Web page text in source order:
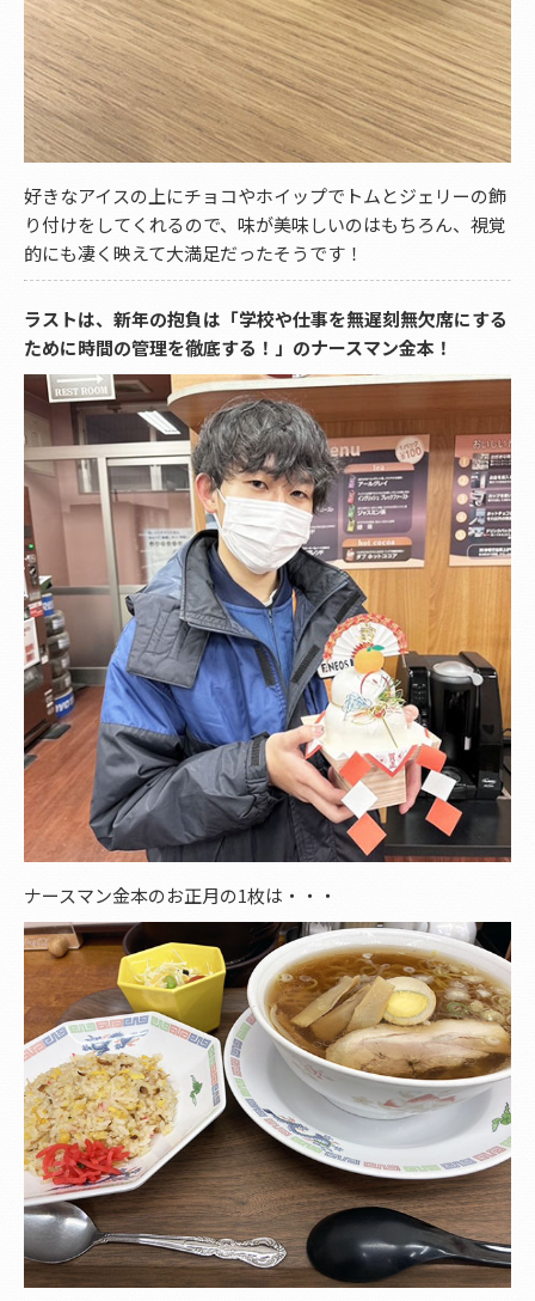
好きなアイスの上にチョコやホイップでトムとジェリーの飾
り付けをしてくれるので、味が美味しいのはもちろん、視覚
的にも凄く映えて大満足だったそうです！
ラストは、新年の抱負は「学校や仕事を無遅刻無欠席にする
ために時間の管理を徹底する！」のナースマン金本！
ナースマン金本のお正月の1枚は・・・